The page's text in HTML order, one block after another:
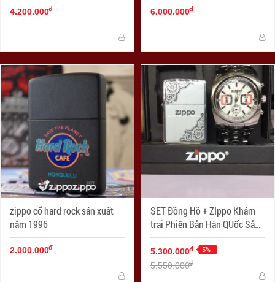
4.200.000đ 6.000.000đ
zippo cổ hard rock sản xuất
năm 1996
2.000.000đ
SET Đồng Hồ + ZIppo Khảm
trai Phiên Bản Hàn QUốc Sản
Xuất Năm 2006
5.300.000đ -5%
5.550.000đ